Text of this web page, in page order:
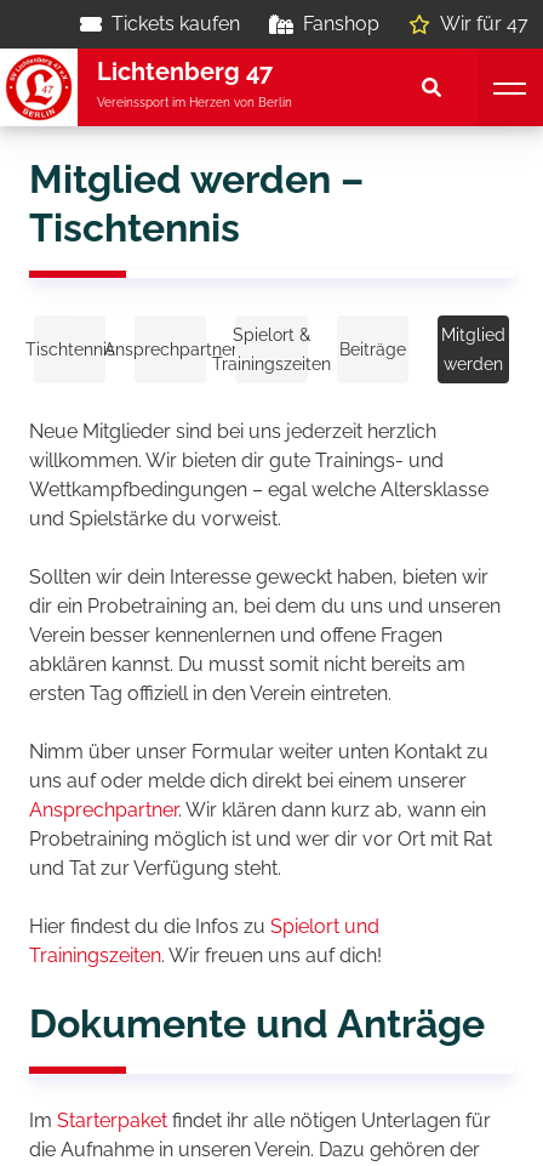
Tickets kaufen Fanshop Wir für 47
Lichtenberg 47
Vereinssport im Herzen von Berlin
Mitglied werden –
Tischtennis
TischtennisAnsprechpartner
Spielort &
Trainingszeiten
Beiträge
Mitglied
werden
Neue Mitglieder sind bei uns jederzeit herzlich
willkommen. Wir bieten dir gute Trainings- und
Wettkampfbedingungen – egal welche Altersklasse
und Spielstärke du vorweist.
Sollten wir dein Interesse geweckt haben, bieten wir
dir ein Probetraining an, bei dem du uns und unseren
Verein besser kennenlernen und offene Fragen
abklären kannst. Du musst somit nicht bereits am
ersten Tag offiziell in den Verein eintreten.
Nimm über unser Formular weiter unten Kontakt zu
uns auf oder melde dich direkt bei einem unserer
Ansprechpartner. Wir klären dann kurz ab, wann ein
Probetraining möglich ist und wer dir vor Ort mit Rat
und Tat zur Verfügung steht.
Hier findest du die Infos zu Spielort und
Trainingszeiten. Wir freuen uns auf dich!
Dokumente und Anträge
Im Starterpaket findet ihr alle nötigen Unterlagen für
die Aufnahme in unseren Verein. Dazu gehören der